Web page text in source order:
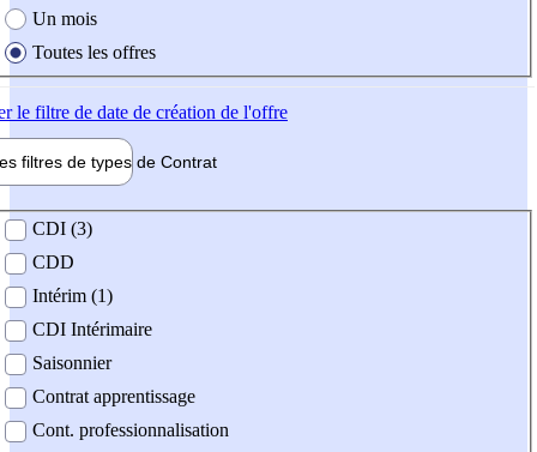
Un mois
Toutes les offres
le filtre de date de création de l'offre
filtres de types de Contrat
contrat
CDI (3)
CDD
Intérim (1)
CDI Intérimaire
Saisonnier
Contrat apprentissage
Cont. professionnalisation